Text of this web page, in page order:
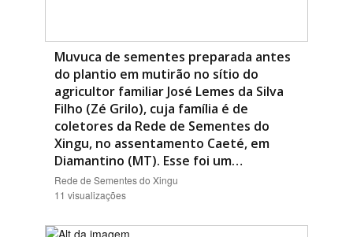
Muvuca de sementes preparada antes
do plantio em mutirão no sítio do
agricultor familiar José Lemes da Silva
Filho (Zé Grilo), cuja família é de
coletores da Rede de Sementes do
Xingu, no assentamento Caeté, em
Diamantino (MT). Esse foi um…
Rede de Sementes do Xingu
11 visualizações